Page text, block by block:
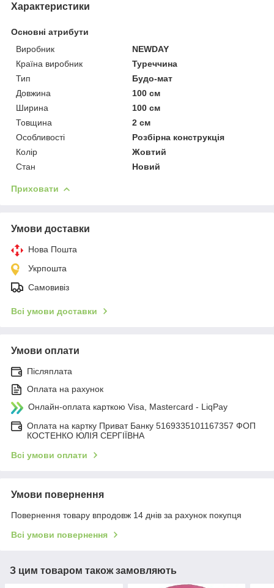
Характеристики
Основні атрибути
Виробник
NEWDAY
Країна виробник
Туреччина
Тип
Будо-мат
Довжина
100 см
Ширина
100 см
Товщина
2 см
Особливості
Розбірна конструкція
Колір
Жовтий
Стан
Новий
Приховати
Умови доставки
Нова Пошта
Укрпошта
Самовивіз
Всі умови доставки
Умови оплати
Післяплата
Оплата на рахунок
Онлайн-оплата карткою Visa, Mastercard - LiqPay
Оплата на картку Приват Банку 5169335101167357 ФОП
КОСТЕНКО ЮЛІЯ СЕРГІЇВНА
Всі умови оплати
Умови повернення
Повернення товару впродовж 14 днів за рахунок покупця
Всі умови повернення
З цим товаром також замовляють